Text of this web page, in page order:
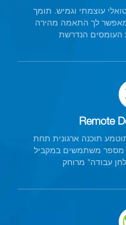
עוצמתי וגמיש. תומך
ומאפשר לך התאמה מהירה
Remote
תוכנה ארגונית תחת
מספר משתמשים במקביל